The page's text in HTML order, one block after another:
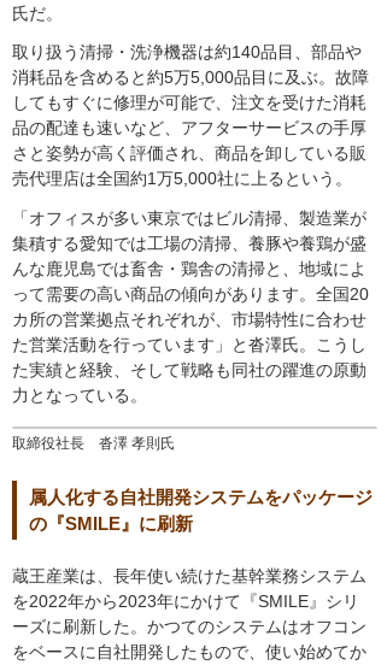
取締役社長 沓澤 孝則氏
氏だ。
取り扱う清掃・洗浄機器は約140品目、部品や
消耗品を含めると約5万5,000品目に及ぶ。故障
してもすぐに修理が可能で、注文を受けた消耗
品の配達も速いなど、アフターサービスの手厚
さと姿勢が高く評価され、商品を卸している販
売代理店は全国約1万5,000社に上るという。
「オフィスが多い東京ではビル清掃、製造業が
集積する愛知では工場の清掃、養豚や養鶏が盛
んな鹿児島では畜舎・鶏舎の清掃と、地域によ
って需要の高い商品の傾向があります。全国20
カ所の営業拠点それぞれが、市場特性に合わせ
た営業活動を行っています」と沓澤氏。こうし
た実績と経験、そして戦略も同社の躍進の原動
力となっている。
属人化する自社開発システムをパッケージ
の『SMILE』に刷新
蔵王産業は、長年使い続けた基幹業務システム
を2022年から2023年にかけて『SMILE』シリ
ーズに刷新した。かつてのシステムはオフコン
をベースに自社開発したもので、使い始めてか